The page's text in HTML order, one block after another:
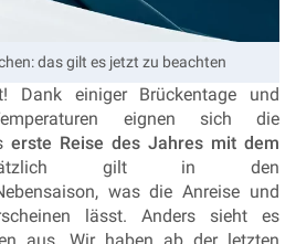
das gilt es jetzt zu beachten
Dank einiger Brückentage und
eignen sich die
erste Reise des Jahres mit dem
gilt in den
was die Anreise und
lässt. Anders sieht es